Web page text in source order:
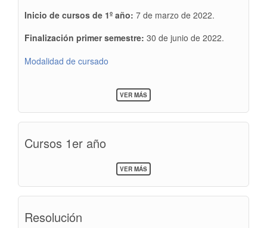
Inicio de cursos de 1º año: 7 de marzo de 2022.
Finalización primer semestre: 30 de junio de 2022.
Modalidad de cursado
VER MÁSSOBRE
INSCRIPCIONES
REINSCRIPCIONES
Cursos 1er año
VER MÁSSOBRE
CURSOS
Resolución